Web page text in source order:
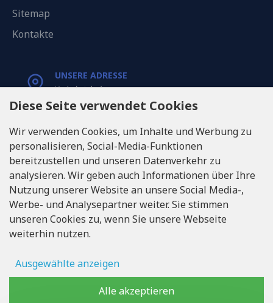
Sitemap
Kontakte
UNSERE ADRESSE
Varkaļu iela 1,
Riga, Latvia, LV1067
RUFEN SIE UNS
Tel: +371 20371100
INFO@LUKONS.COM
UNTERNEHMENS-DETAILS
RITONE SIA
Umsatzsteuer-Identifikationsnummer LV40103717618
Rechtsadresse: Rīga, Zasulauka iela 32 - 7, LV-1046
Diese Seite verwendet Cookies
Wir verwenden Cookies, um Inhalte und Werbung zu
personalisieren, Social-Media-Funktionen
bereitzustellen und unseren Datenverkehr zu
analysieren. Wir geben auch Informationen über Ihre
Nutzung unserer Website an unsere Social Media-,
Werbe- und Analysepartner weiter. Sie stimmen
unseren Cookies zu, wenn Sie unsere Webseite
weiterhin nutzen.
Ausgewählte anzeigen
Alle akzeptieren